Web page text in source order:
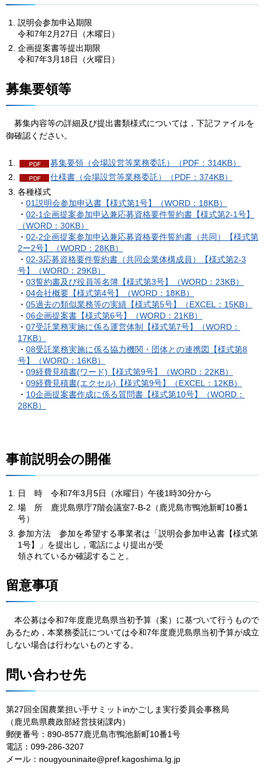
説明会参加申込期限
令和7年2月27日（木曜日）
企画提案書等提出期限
令和7年3月18日（火曜日）
募集要領等
募集内容等の詳細及び提出書類様式については，下記ファイルを
御確認ください。
募集要領（会場設営等業務委託）（PDF：314KB）
仕様書（会場設営等業務委託）（PDF：374KB）
各種様式
・ 01説明会参加申込書【様式第1号】（WORD：18KB）
・ 02-1企画提案参加申込兼応募資格要件誓約書【様式第2-1号】
（WORD：30KB）
・ 02-2企画提案参加申込兼応募資格要件誓約書（共同）【様式第
2ー2号】（WORD：28KB）
・ 02-3応募資格要件誓約書（共同企業体構成員）【様式第2-3
号】（WORD：29KB）
・ 03誓約書及び役員等名簿【様式第3号】（WORD：23KB）
・ 04会社概要【様式第4号】（WORD：18KB）
・ 05過去の類似業務等の実績【様式第5号】（EXCEL：15KB）
・ 06企画提案書【様式第6号】（WORD：21KB）
・ 07受託業務実施に係る運営体制【様式第7号】（WORD：
17KB）
・ 08受託業務実施に係る協力機関・団体との連携図【様式第8
号】（WORD：16KB）
・ 09経費見積書(ワード)【様式第9号】（WORD：22KB）
・ 09経費見積書(エクセル)【様式第9号】（EXCEL：12KB）
・ 10企画提案書作成に係る質問書【様式第10号】（WORD：
28KB）
事前説明会の開催
日 時 令和7年3月5日（水曜日）午後1時30分から
場
所 鹿児島県庁7階会議室7-B-2（鹿児島市鴨池新町10番1
号）
参加方法
参加を希望する事業者は「説明会参加申込書【様式第
1号】」を提出し，電話により提出が受
領されているか確認すること。
留意事項
本公募は令和7年度鹿児島県当初予算（案）に基づいて行うもので
あるため，本業務委託については令和7年度鹿児島県当初予算が成立
しない場合は行わないものとする。
問い合わせ先
第27回全国農業担い手サミットinかごしま実行委員会事務局
（鹿児島県農政部経営技術課内）
郵便番号：890-8577鹿児島市鴨池新町10番1号
電話：099-286-3207
メール：nougyouninaite@pref.kagoshima.lg.jp